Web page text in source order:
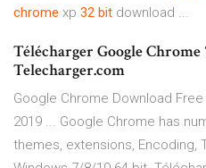
chrome xp 32 bit download ...
Télécharger Google Chrome
Telecharger.com
Google Chrome Download
2019 ... Google Chrome has
themes, extensions, Encoding,